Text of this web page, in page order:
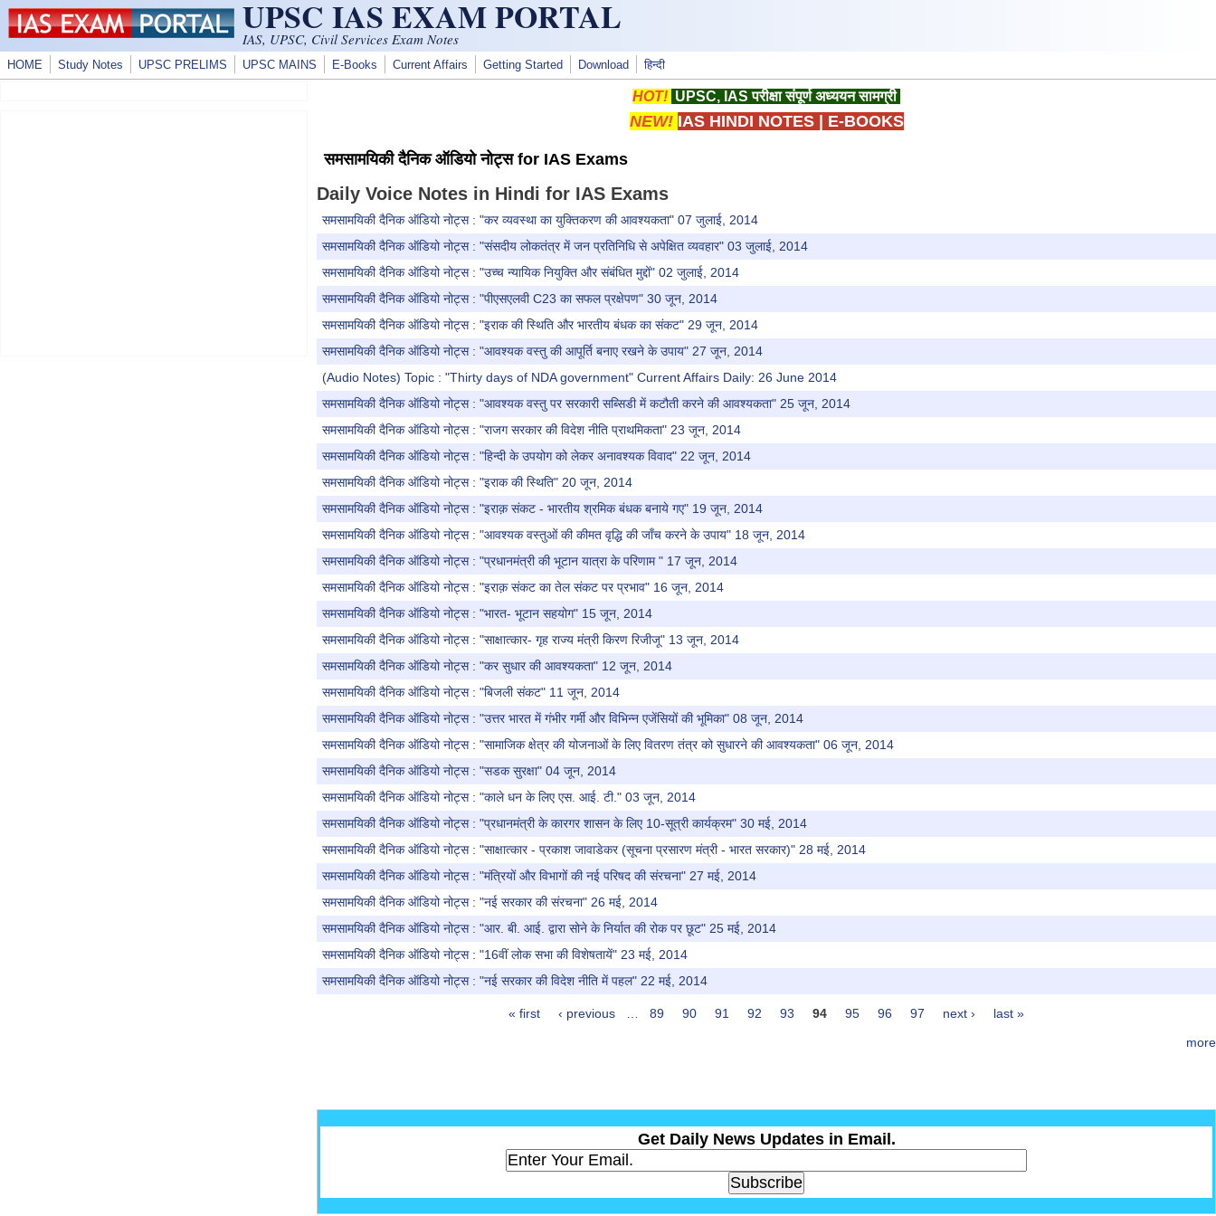
Skip to main content UPSC IAS EXAM PORTAL
IAS, UPSC, Civil Services Exam Notes
HOME Study Notes UPSC PRELIMS UPSC MAINS E-Books Current Affairs Getting Started Download हिन्दी
HOT! UPSC, IAS परीक्षा संपूर्ण अध्ययन सामग्री
NEW! IAS HINDI NOTES| E-BOOKS
समसामयिकी दैनिक ऑडियो नोट्स for IAS Exams
Daily Voice Notes in Hindi for IAS Exams
समसामयिकी दैनिक ऑडियो नोट्स : "कर व्यवस्था का युक्तिकरण की आवश्यकता" 07 जुलाई, 2014
समसामयिकी दैनिक ऑडियो नोट्स : "संसदीय लोकतंत्र में जन प्रतिनिधि से अपेक्षित व्यवहार" 03 जुलाई, 2014
समसामयिकी दैनिक ऑडियो नोट्स : "उच्च न्यायिक नियुक्ति और संबंधित मुद्दों" 02 जुलाई, 2014
समसामयिकी दैनिक ऑडियो नोट्स : "पीएसएलवी C23 का सफल प्रक्षेपण" 30 जून, 2014
समसामयिकी दैनिक ऑडियो नोट्स : "इराक की स्थिति और भारतीय बंधक का संकट" 29 जून, 2014
समसामयिकी दैनिक ऑडियो नोट्स : "आवश्यक वस्तु की आपूर्ति बनाए रखने के उपाय" 27 जून, 2014
(Audio Notes) Topic : "Thirty days of NDA government" Current Affairs Daily: 26 June 2014
समसामयिकी दैनिक ऑडियो नोट्स : "आवश्यक वस्तु पर सरकारी सब्सिडी में कटौती करने की आवश्यकता" 25 जून, 2014
समसामयिकी दैनिक ऑडियो नोट्स : "राजग सरकार की विदेश नीति प्राथमिकता" 23 जून, 2014
समसामयिकी दैनिक ऑडियो नोट्स : "हिन्दी के उपयोग को लेकर अनावश्यक विवाद" 22 जून, 2014
समसामयिकी दैनिक ऑडियो नोट्स : "इराक की स्थिति" 20 जून, 2014
समसामयिकी दैनिक ऑडियो नोट्स : "इराक़ संकट - भारतीय श्रमिक बंधक बनाये गए" 19 जून, 2014
समसामयिकी दैनिक ऑडियो नोट्स : "आवश्यक वस्तुओं की कीमत वृद्धि की जाँच करने के उपाय" 18 जून, 2014
समसामयिकी दैनिक ऑडियो नोट्स : "प्रधानमंत्री की भूटान यात्रा के परिणाम " 17 जून, 2014
समसामयिकी दैनिक ऑडियो नोट्स : "इराक़ संकट का तेल संकट पर प्रभाव" 16 जून, 2014
समसामयिकी दैनिक ऑडियो नोट्स : "भारत- भूटान सहयोग" 15 जून, 2014
समसामयिकी दैनिक ऑडियो नोट्स : "साक्षात्कार- गृह राज्य मंत्री किरण रिजीजू" 13 जून, 2014
समसामयिकी दैनिक ऑडियो नोट्स : "कर सुधार की आवश्यकता" 12 जून, 2014
समसामयिकी दैनिक ऑडियो नोट्स : "बिजली संकट" 11 जून, 2014
समसामयिकी दैनिक ऑडियो नोट्स : "उत्तर भारत में गंभीर गर्मी और विभिन्न एजेंसियों की भूमिका" 08 जून, 2014
समसामयिकी दैनिक ऑडियो नोट्स : "सामाजिक क्षेत्र की योजनाओं के लिए वितरण तंत्र को सुधारने की आवश्यकता" 06 जून, 2014
समसामयिकी दैनिक ऑडियो नोट्स : "सडक सुरक्षा" 04 जून, 2014
समसामयिकी दैनिक ऑडियो नोट्स : "काले धन के लिए एस. आई. टी." 03 जून, 2014
समसामयिकी दैनिक ऑडियो नोट्स : "प्रधानमंत्री के कारगर शासन के लिए 10-सूत्री कार्यक्रम" 30 मई, 2014
समसामयिकी दैनिक ऑडियो नोट्स : "साक्षात्कार - प्रकाश जावाडेकर (सूचना प्रसारण मंत्री - भारत सरकार)" 28 मई, 2014
समसामयिकी दैनिक ऑडियो नोट्स : "मंत्रियों और विभागों की नई परिषद की संरचना" 27 मई, 2014
समसामयिकी दैनिक ऑडियो नोट्स : "नई सरकार की संरचना" 26 मई, 2014
समसामयिकी दैनिक ऑडियो नोट्स : "आर. बी. आई. द्वारा सोने के निर्यात की रोक पर छूट" 25 मई, 2014
समसामयिकी दैनिक ऑडियो नोट्स : "16वीं लोक सभा की विशेषतायें" 23 मई, 2014
समसामयिकी दैनिक ऑडियो नोट्स : "नई सरकार की विदेश नीति में पहल" 22 मई, 2014
« first ‹ previous … 89 90 91 92 93 94 95 96 97 next ›
last »
more
Get Daily News Updates in Email.